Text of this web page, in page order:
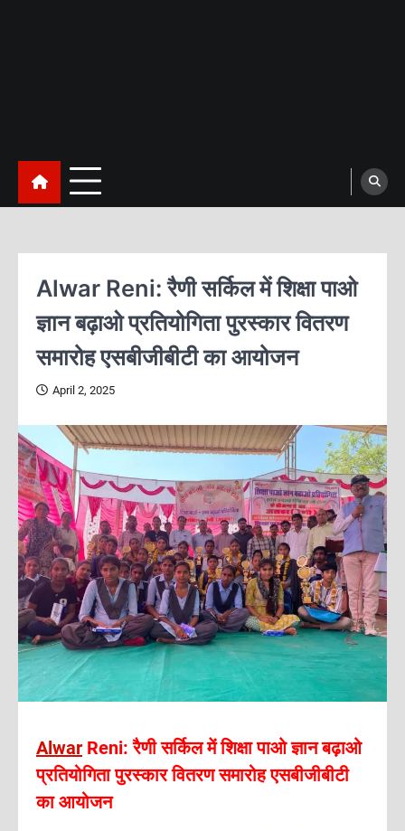
Alwar Reni: रैणी सर्किल में शिक्षा पाओ
ज्ञान बढ़ाओ प्रतियोगिता पुरस्कार वितरण
समारोह एसबीजीबीटी का आयोजन
April 2, 2025
Alwar Reni: रैणी सर्किल में शिक्षा पाओ ज्ञान बढ़ाओ
प्रतियोगिता पुरस्कार वितरण समारोह एसबीजीबीटी
का आयोजन